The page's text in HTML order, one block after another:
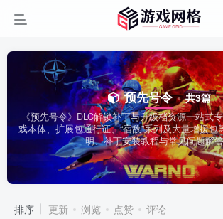
预先号令 共3篇
《预先号令》DLC解锁补丁与升级档资源一站式
戏本体、扩展包通行证、“宿敌”系列及大量增援包
明、补丁安装教程与常见问题解
排序 更新 浏览 点赞 评论